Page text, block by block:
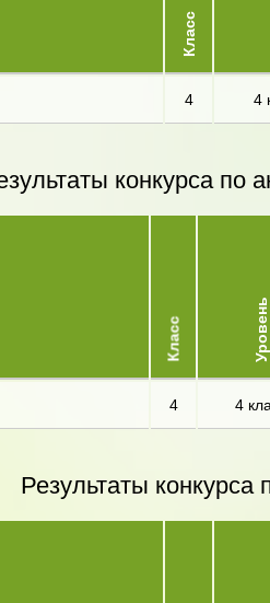
Класс
4 4
конкурса по
Класс Уровень
4 4
Результаты конкурса